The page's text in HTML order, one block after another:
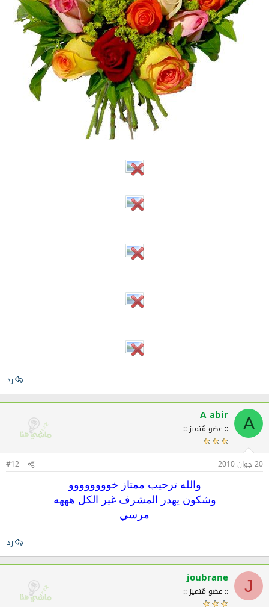
رد
A
A_abir
:: عضو مُتميز ::
20 جوان 2010 #12
والله ترحيب ممتاز خوووووووو
وشكون يهدر المشرف غير الكل هههه
مرسي
رد
J
joubrane
:: عضو مُتميز ::